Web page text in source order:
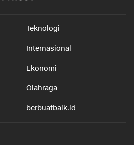
Teknologi
Internasional
Ekonomi
Olahraga
berbuatbaik.id